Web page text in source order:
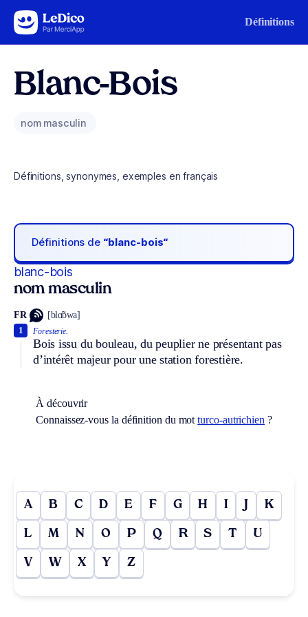
Aller au contenu Définitions
Blanc-Bois
nom masculin
Définitions, synonymes, exemples en français
Définitions de “blanc-bois“
blanc-bois
nom masculin
FR [blɑ̃bwa]
Foresterie.
Bois issu du bouleau, du peuplier ne présentant pas
d’intérêt majeur pour une station forestière.
1
À découvrir
Connaissez-vous la définition du motturco-autrichien ?
A B C D E F G H I J K
L M N O P Q R S T U
V W X Y Z